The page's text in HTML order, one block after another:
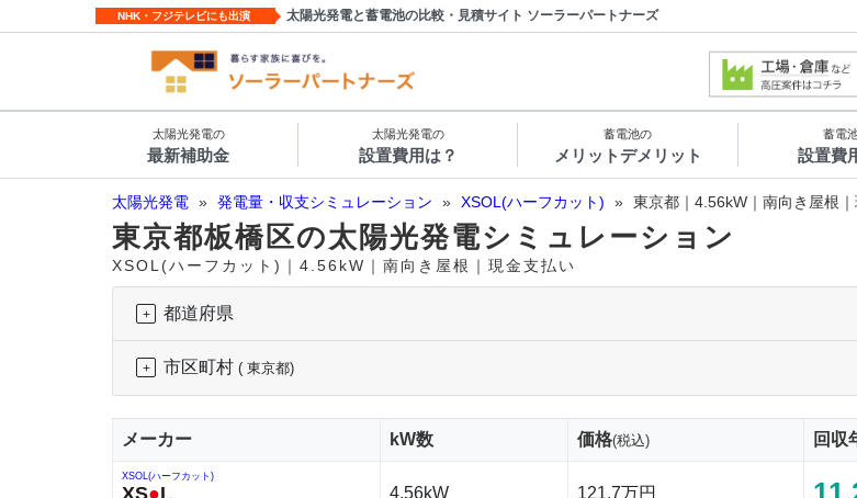
NHK・フジテレビにも出演 太陽光発電と蓄電池の比較・見積サイト ソーラーパートナーズ
太陽光発電の
最新補助金
太陽光発電の
設置費用は？
蓄電池の
メリットデメリット
蓄電
設置費
太陽光発電 » 発電量・収支シミュレーション » XSOL(ハーフカット) » 東京都｜4.56kW｜南向き屋根
東京都板橋区の太陽光発電シミュレーション
XSOL(ハーフカット)｜4.56kW｜南向き屋根｜現金支払い
都道府県
市区町村 ( 東京都)
メーカー kW数 価格(税込) 回収
XSOL(ハーフカット)
XS●L 4.56kW 121.7万円